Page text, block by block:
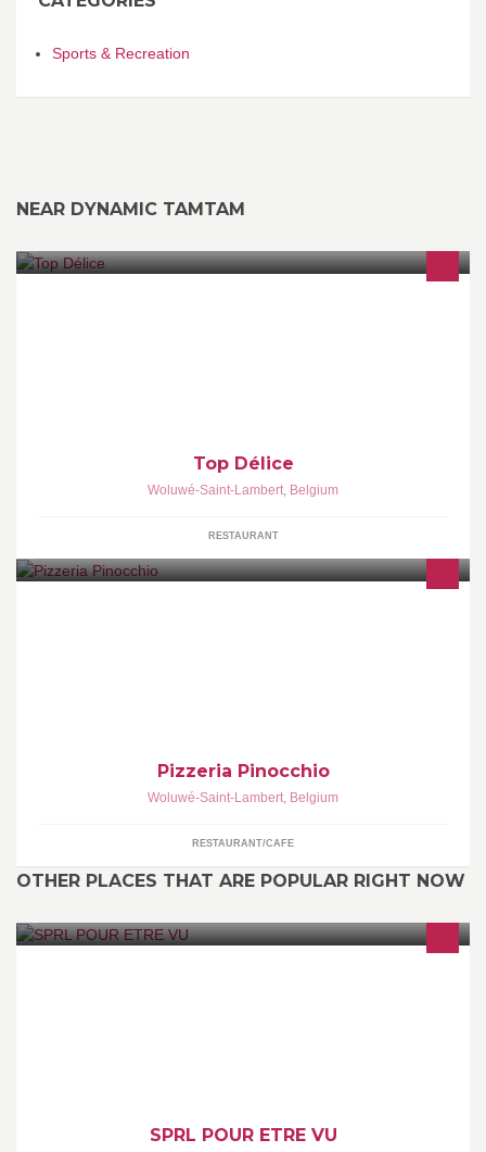
Sports & Recreation
NEAR DYNAMIC TAMTAM
Top Délice
Woluwé-Saint-Lambert, Belgium
RESTAURANT
Pizzeria Pinocchio
Woluwé-Saint-Lambert, Belgium
RESTAURANT/CAFE
OTHER PLACES THAT ARE POPULAR RIGHT NOW
SPRL POUR ETRE VU